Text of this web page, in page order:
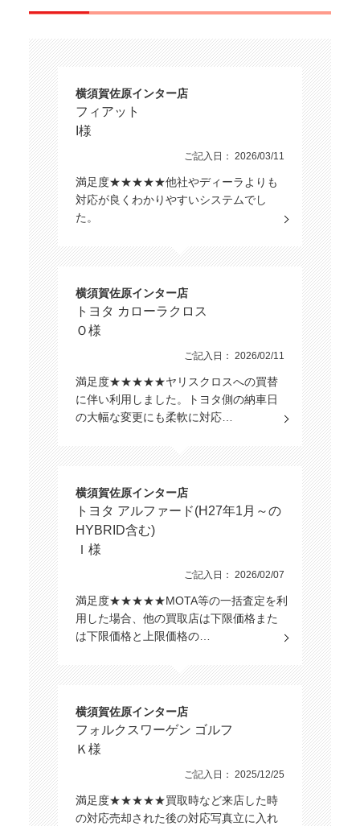
横須賀佐原インター店
フィアット
I様
ご記入日： 2026/03/11
満足度★★★★★他社やディーラよりも
対応が良くわかりやすいシステムでし
た。
横須賀佐原インター店
トヨタ カローラクロス
Ｏ様
ご記入日： 2026/02/11
満足度★★★★★ヤリスクロスへの買替
に伴い利用しました。トヨタ側の納車日
の大幅な変更にも柔軟に対応…
横須賀佐原インター店
トヨタ アルファード(H27年1月～の
HYBRID含む)
Ｉ様
ご記入日： 2026/02/07
満足度★★★★★MOTA等の一括査定を利
用した場合、他の買取店は下限価格また
は下限価格と上限価格の…
横須賀佐原インター店
フォルクスワーゲン ゴルフ
Ｋ様
ご記入日： 2025/12/25
満足度★★★★★買取時など来店した時
の対応売却された後の対応写真立に入れ